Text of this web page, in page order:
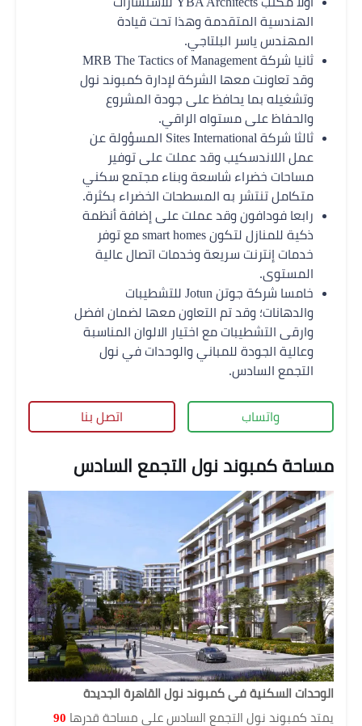
الهندسية المتقدمة وهذا تحت قيادة
المهندس ياسر البلتاجي.
ثانيا شركة MRB The Tactics of Management
وقد تعاونت معها الشركة لإدارة كمبوند نول
وتشغيله بما يحافظ على جودة المشروع
والحفاظ على مستواه الراقي.
ثالثا شركة Sites International المسؤولة عن
عمل اللاندسكيب وقد عملت على توفير
مساحات خضراء شاسعة وبناء مجتمع سكني
متكامل تنتشر به المسطحات الخضراء بكثرة.
رابعا فودافون وقد عملت على إضافة أنظمة
ذكية للمنازل لتكون smart homes مع توفر
خدمات إنترنت سريعة وخدمات اتصال عالية
المستوى.
خامسا شركة جوتن Jotun للتشطيبات
والدهانات؛ وقد تم التعاون معها لضمان افضل
وارقى التشطيبات مع اختيار الالوان المناسبة
وعالية الجودة للمباني والوحدات في نول
التجمع السادس.
واتساب اتصل بنا
مساحة كمبوند نول التجمع السادس
الوحدات السكنية في كمبوند نول القاهرة الجديدة
يمتد كمبوند نول التجمع السادس على مساحة قدرها 90